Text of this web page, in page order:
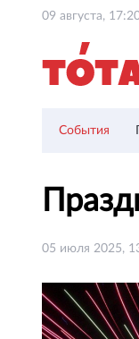
09 августа,
События
05 июля 2025,